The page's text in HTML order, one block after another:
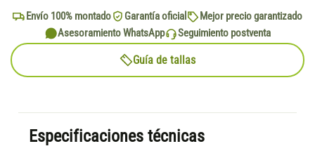
Envío 100% montado Garantía oficial
Mejor precio garantizado
Asesoramiento WhatsApp
Seguimiento postventa
Guía de tallas
Especificaciones técnicas